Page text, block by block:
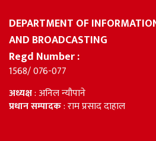
DEPARTMENT OF
AND BROADCASTING
Regd Number :
1568/ 076-077
अध्यक्ष: अनिल न्यौपाने
प्रधान सम्पादक: राम प्रसाद दाहाल